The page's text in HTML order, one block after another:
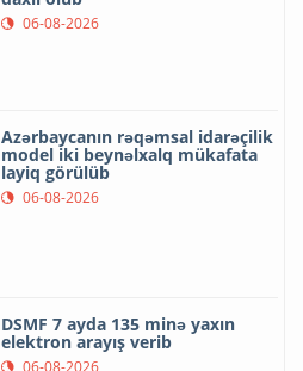
06-08-2026
Azərbaycanın rəqəmsal idarəçilik
model iki beynəlxalq mükafata
layiq görülüb
06-08-2026
DSMF 7 ayda 135 minə yaxın
elektron arayış verib
06-08-2026